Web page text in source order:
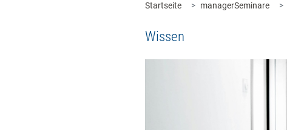
Startseite managerSeminare
Wissen